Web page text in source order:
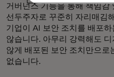
거버넌스 기능을 통해 책임감
선두주자로 꾸준히 자리매김
기업이 AI 보안 조치를 배포하
않습니다. 아무리 강력해도
않게 배포된 보안 조치만으로
없습니다.